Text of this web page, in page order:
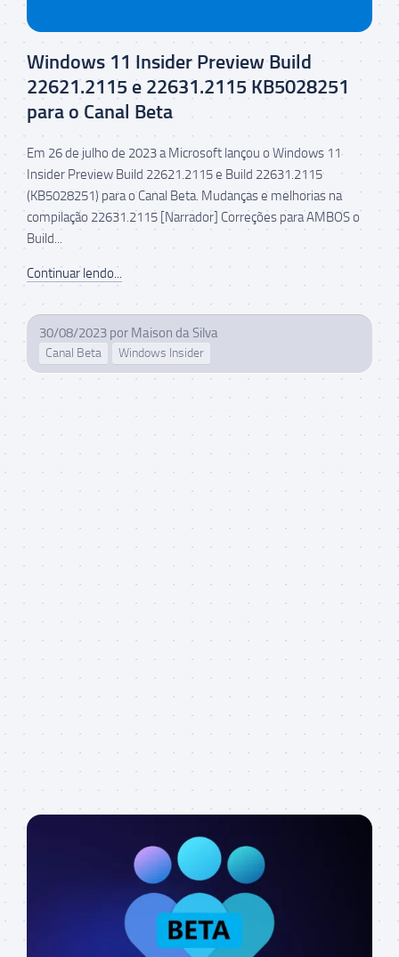
Windows 11 Insider Preview Build
22621.2115 e 22631.2115 KB5028251
para o Canal Beta
Em 26 de julho de 2023 a Microsoft lançou o Windows 11
Insider Preview Build 22621.2115 e Build 22631.2115
(KB5028251) para o Canal Beta. Mudanças e melhorias na
compilação 22631.2115 [Narrador] Correções para AMBOS o
Build...
Continuar lendo...
30/08/2023 por Maison da Silva
Canal Beta Windows Insider